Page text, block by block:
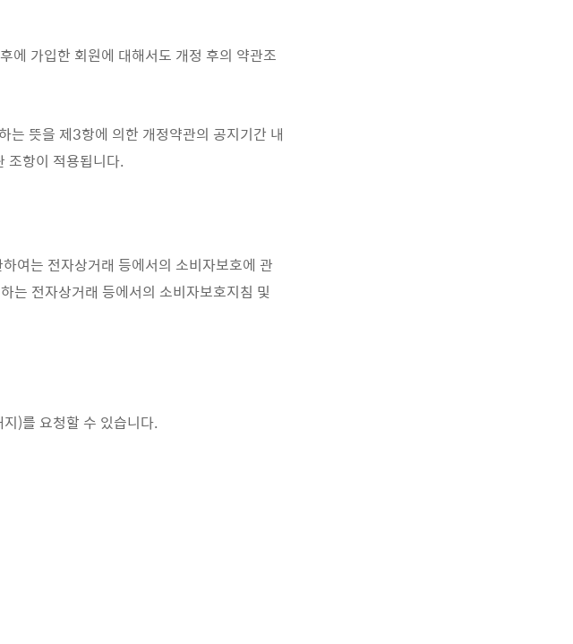
에 가입한 회원에 대해서도 개정 후의 약관조
는 뜻을 제3항에 의한 개정약관의 공지기간 내
조항이 적용됩니다.
여는 전자상거래 등에서의 소비자보호에 관
는 전자상거래 등에서의 소비자보호지침 및
)를 요청할 수 있습니다.